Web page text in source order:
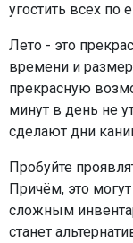
угостить всех по
Лето - это
времени и
прекрасную
минут в день не
сделают дни
Пробуйте
Причём, это
сложным
станет